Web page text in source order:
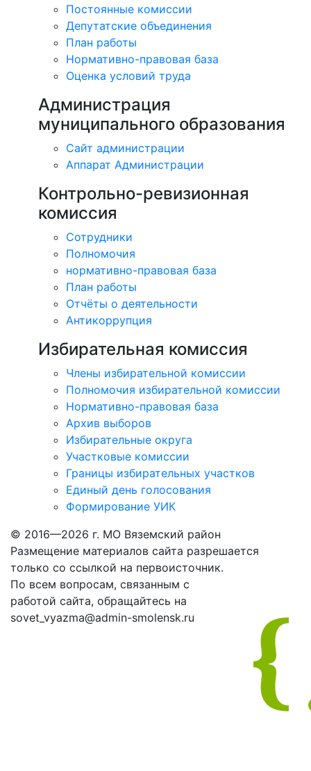
Постоянные комиссии
Депутатские объединения
План работы
Нормативно-правовая база
Оценка условий труда
Администрация
муниципального образования
Сайт администрации
Аппарат Администрации
Контрольно-ревизионная
комиссия
Сотрудники
Полномочия
нормативно-правовая база
План работы
Отчёты о деятельности
Антикоррупция
Избирательная комиссия
Члены избирательной комиссии
Полномочия избирательной комиссии
Нормативно-правовая база
Архив выборов
Избирательные округа
Участковые комиссии
Границы избирательных участков
Единый день голосования
Формирование УИК
© 2016—2026 г. МО Вяземский район
Размещение материалов сайта разрешается
только со ссылкой на первоисточник.
По всем вопросам, связанным с
работой сайта, обращайтесь на
sovet_vyazma@admin-smolensk.ru